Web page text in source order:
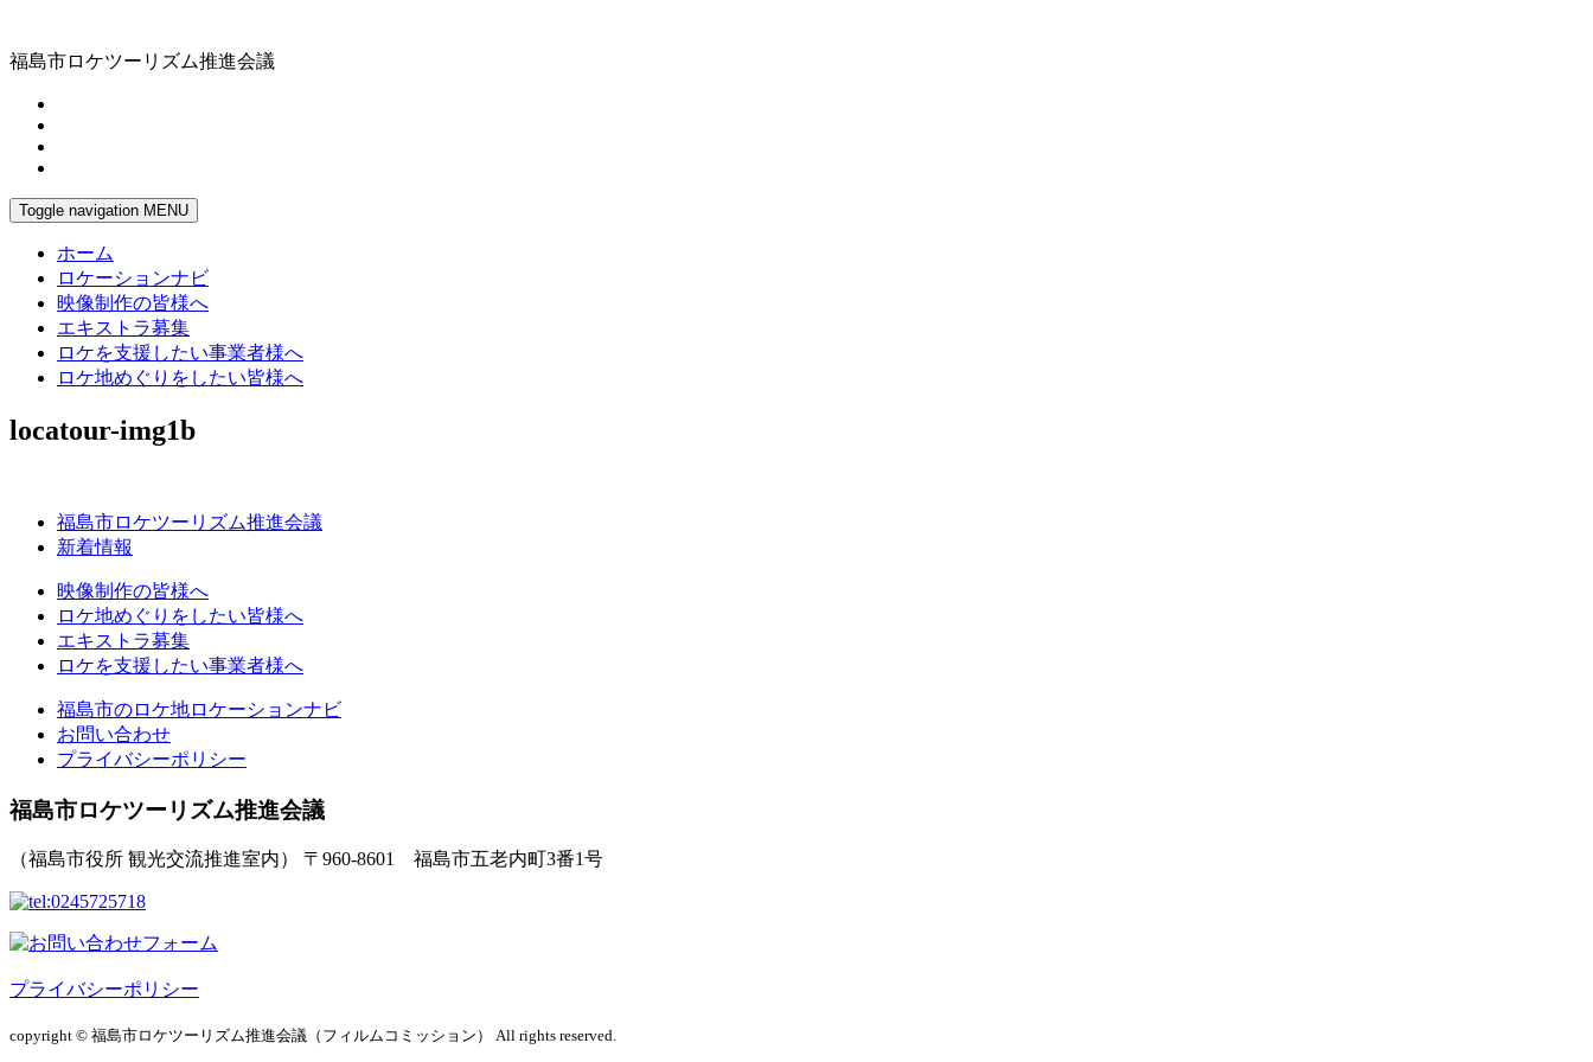
福島市ロケツーリズム推進会議
Toggle navigation MENU
ホーム
ロケーションナビ
映像制作の皆様へ
エキストラ募集
ロケを支援したい事業者様へ
ロケ地めぐりをしたい皆様へ
locatour-img1b
福島市ロケツーリズム推進会議
新着情報
映像制作の皆様へ
ロケ地めぐりをしたい皆様へ
エキストラ募集
ロケを支援したい事業者様へ
福島市のロケ地ロケーションナビ
お問い合わせ
プライバシーポリシー
福島市ロケツーリズム推進会議
（福島市役所 観光交流推進室内） 〒960-8601 福島市五老内町3番1号
プライバシーポリシー
copyright © 福島市ロケツーリズム推進会議（フィルムコミッション） All rights reserved.